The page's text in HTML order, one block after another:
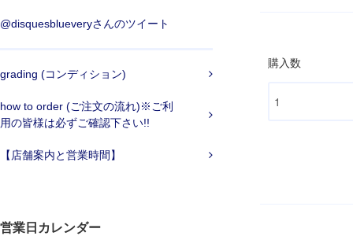
@disquesblueveryさんのツイート
grading (コンディション)
how to order (ご注文の流れ)※ご利
用の皆様は必ずご確認下さい!!
【店舗案内と営業時間】
営業日カレンダー
購入数